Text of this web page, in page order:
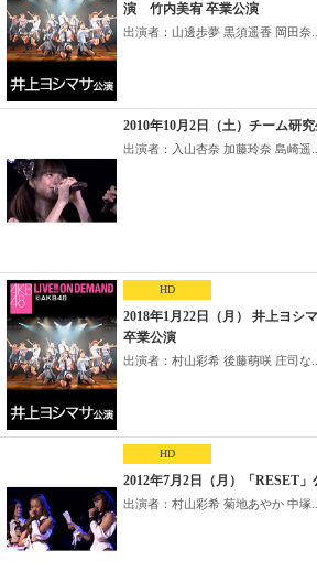
演 竹内美宥 卒業公演
出演者：山邊歩夢 黒須遥香 岡田奈...
2010年10月2日（土）チーム研
出演者：入山杏奈 加藤玲奈 島崎遥...
HD
2018年1月22日（月） 井上ヨシ
卒業公演
出演者：村山彩希 後藤萌咲 庄司な...
HD
2012年7月2日（月）「RESET
出演者：村山彩希 菊地あやか 中塚...